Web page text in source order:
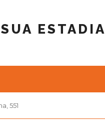
ESTADIA
551